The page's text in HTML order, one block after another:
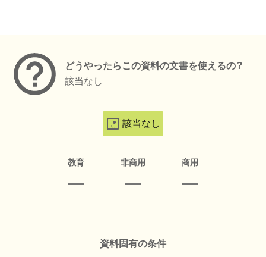
どうやったらこの資料の文書を使えるの？
該当なし
該当なし
教育 非商用 商用
資料固有の条件